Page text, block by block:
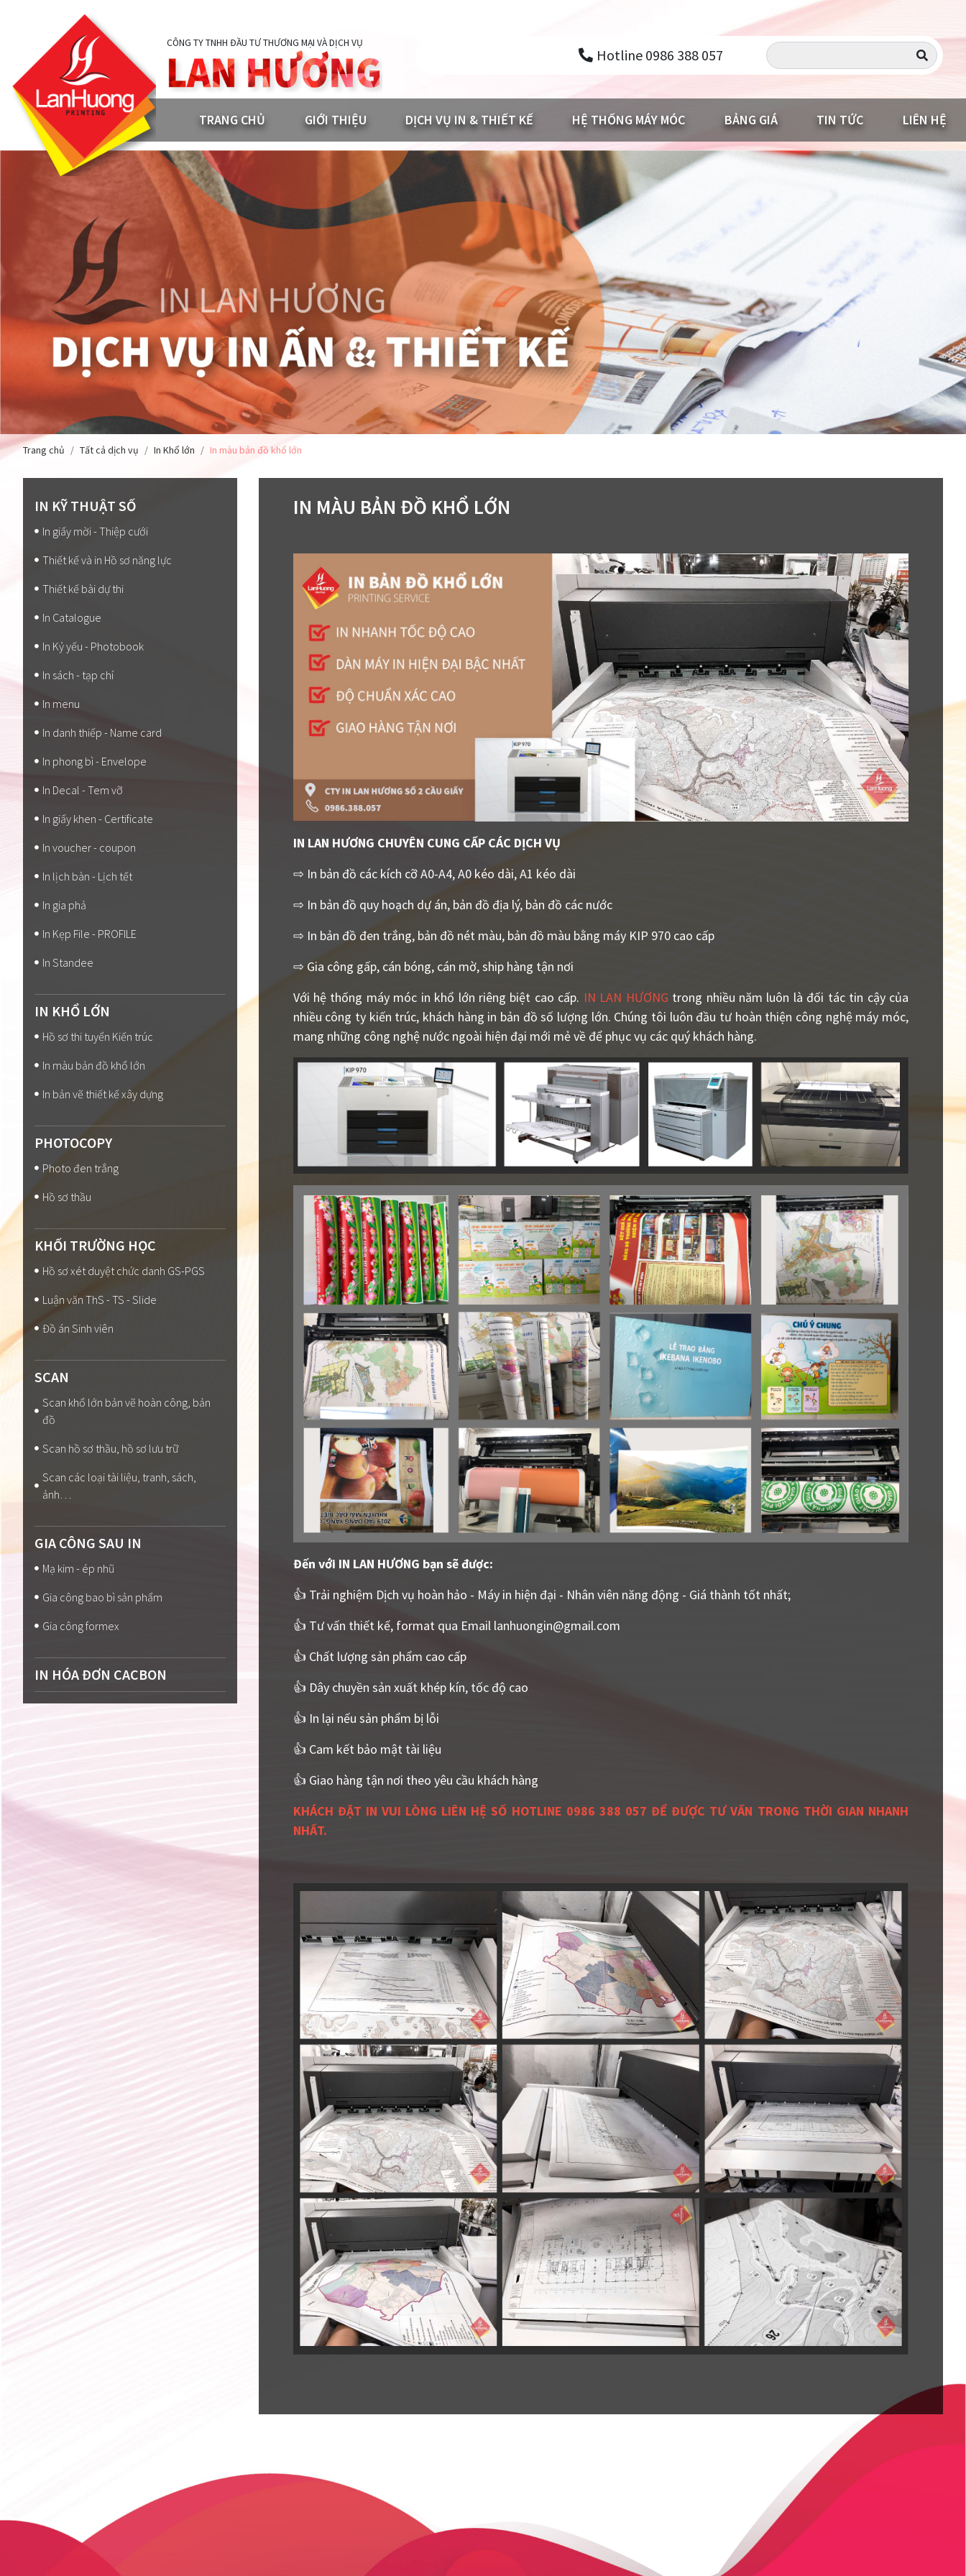
CÔNG TY TNHH ĐẦU TƯ THƯƠNG MẠI VÀ DỊCH VỤ
Hotline 0986 388 057
TRANG CHỦ GIỚI THIỆU DỊCH VỤ IN & THIẾT KẾ HỆ THỐNG MÁY MÓC BẢNG GIÁ TIN TỨC LIÊN HỆ
Trang chủ Tất cả dịch vụ In Khổ lớn In màu bản đồ khổ lớn
IN KỸ THUẬT SỐ
In giấy mời - Thiệp cưới
Thiết kế và in Hồ sơ năng lực
Thiết kế bài dự thi
In Catalogue
In Kỷ yếu - Photobook
In sách - tạp chí
In menu
In danh thiếp - Name card
In phong bì - Envelope
In Decal - Tem vỡ
In giấy khen - Certificate
In voucher - coupon
In lịch bàn - Lịch tết
In gia phả
In Kẹp File - PROFILE
In Standee
IN KHỔ LỚN
Hồ sơ thi tuyển Kiến trúc
In màu bản đồ khổ lớn
In bản vẽ thiết kế xây dựng
PHOTOCOPY
Photo đen trắng
Hồ sơ thầu
KHỐI TRƯỜNG HỌC
Hồ sơ xét duyệt chức danh GS-PGS
Luận văn ThS - TS - Slide
Đồ án Sinh viên
SCAN
Scan khổ lớn bản vẽ hoàn công, bản
đồ
Scan hồ sơ thầu, hồ sơ lưu trữ
Scan các loại tài liệu, tranh, sách,
ảnh…
GIA CÔNG SAU IN
Mạ kim - ép nhũ
Gia công bao bì sản phẩm
Gia công formex
IN HÓA ĐƠN CACBON
IN MÀU BẢN ĐỒ KHỔ LỚN
IN LAN HƯƠNG CHUYÊN CUNG CẤP CÁC DỊCH VỤ
⇨ In bản đồ các kích cỡ A0-A4, A0 kéo dài, A1 kéo dài
⇨ In bản đồ quy hoạch dự án, bản đồ địa lý, bản đồ các nước
⇨ In bản đồ đen trắng, bản đồ nét màu, bản đồ màu bằng máy KIP 970 cao cấp
⇨ Gia công gấp, cán bóng, cán mờ, ship hàng tận nơi
Với hệ thống máy móc in khổ lớn riêng biệt cao cấp. IN LAN HƯƠNG trong nhiều năm luôn là đối tác tin cậy của
nhiều công ty kiến trúc, khách hàng in bản đồ số lượng lớn. Chúng tôi luôn đầu tư hoàn thiện công nghệ máy móc,
mang những công nghệ nước ngoài hiện đại mới mẻ về để phục vụ các quý khách hàng.
Đến với IN LAN HƯƠNG bạn sẽ được:
👍 Trải nghiệm Dịch vụ hoàn hảo - Máy in hiện đại - Nhân viên năng động - Giá thành tốt nhất;
👍 Tư vấn thiết kế, format qua Email lanhuongin@gmail.com
👍 Chất lượng sản phẩm cao cấp
👍 Dây chuyền sản xuất khép kín, tốc độ cao
👍 In lại nếu sản phẩm bị lỗi
👍 Cam kết bảo mật tài liệu
👍 Giao hàng tận nơi theo yêu cầu khách hàng
KHÁCH ĐẶT IN VUI LÒNG LIÊN HỆ SỐ HOTLINE 0986 388 057 ĐỂ ĐƯỢC TƯ VẤN TRONG THỜI GIAN NHANH
NHẤT.